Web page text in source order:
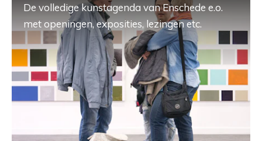
De volledige kunstagenda van Enschede e.o.
met openingen, exposities, lezingen etc.